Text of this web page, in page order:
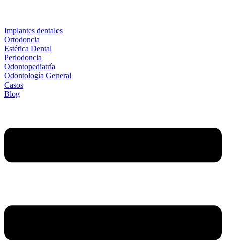
Implantes dentales
Ortodoncia
Estética Dental
Periodoncia
Odontopediatría
Odontología General
Casos
Blog